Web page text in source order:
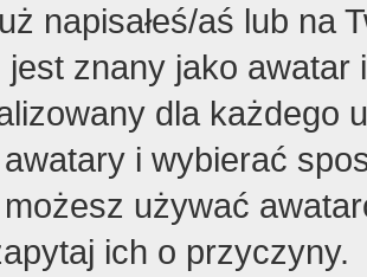
napisałeś/aś lub na
jest znany jako
dla każdego
awatary i wybierać
używać
ich o przyczyny.